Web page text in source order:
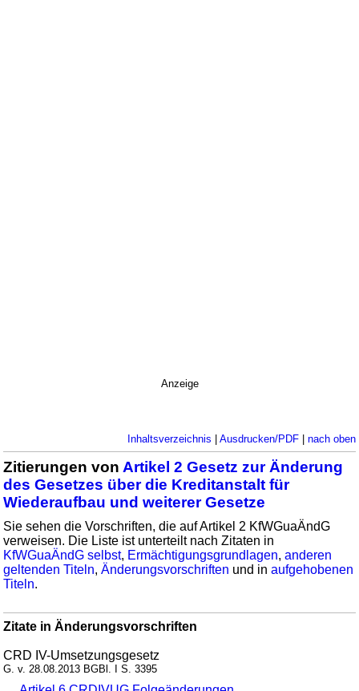
Anzeige
Inhaltsverzeichnis | Ausdrucken/PDF| nach oben
Zitierungen von Artikel 2 Gesetz zur Änderung
des Gesetzes über die Kreditanstalt für
Wiederaufbau und weiterer Gesetze
Sie sehen die Vorschriften, die auf Artikel 2 KfWGuaÄndG
verweisen. Die Liste ist unterteilt nach Zitaten in
KfWGuaÄndG selbst, Ermächtigungsgrundlagen,anderen
geltenden Titeln,Änderungsvorschriften und inaufgehobenen
Titeln.
Zitate in Änderungsvorschriften
CRD IV-Umsetzungsgesetz
G. v. 28.08.2013 BGBl. I S. 3395